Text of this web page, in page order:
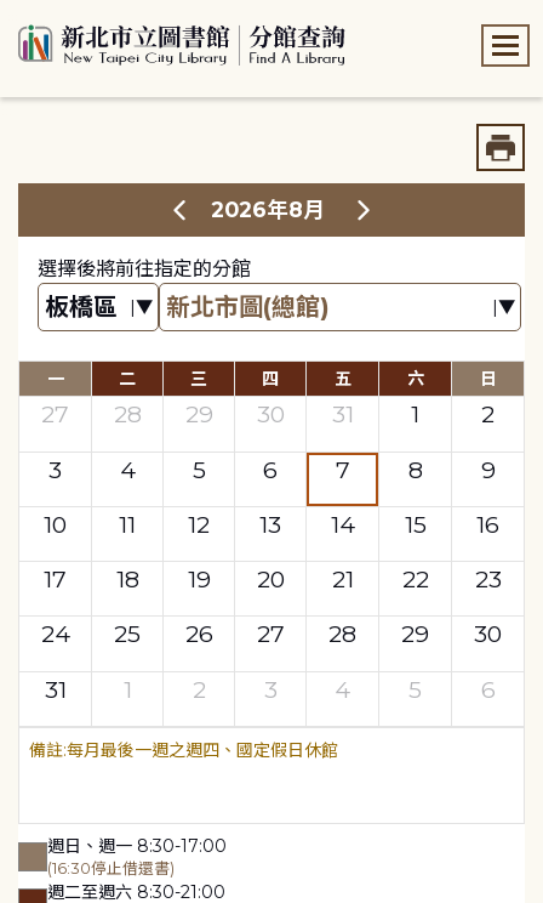
2026年8月
選擇後將前往指定的分館
一 二 三 四 五 六 日
27 28 29 30 31 1
2
3
4 5 6 7 8
9
10
11 12 13 14 15
16
17
18 19 20 21 22
23
24
25 26 27 28 29
30
31
1 2 3 4 5 6
每月最後一週之週四、國定假日休館
週日、週一 8:30-17:00
(16:30停止借還書)
週二至週六 8:30-21:00